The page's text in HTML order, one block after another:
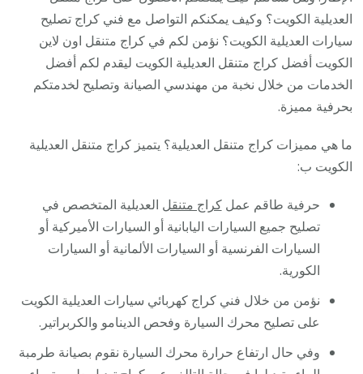
العديلية الكويت؟ وكيف يمكنكم التواصل مع فني كراج تصليح
سيارات العديلية الكويت؟ نؤمن لكم في كراج متنقل اون لاين
الكويت أفضل كراج متنقل العديلية الكويت ليقدم لكم أفضل
الخدمات من خلال نخبة من مهندسي الصيانة وتصليح لخدمتكم
بحرفية مميزة.
ما هي مميزات كراج متنقل العديلية؟ يتميز كراج متنقل العديلية
الكويت ب:
حرفية طاقم عملكراج متنقل العديلية المتخصص في
تصليح جميع السيارات اليابانية أو السيارات الأميركية أو
السيارات الفرنسية أو السيارات الألمانية أو السيارات
الكورية.
نؤمن من خلال فني كراج كهربائي سيارات العديلية الكويت
على تصليح محرك السيارة وفحص الدينامو والكربراتير.
وفي حال ارتفاع حرارة محرك السيارة نقوم بصيانة طرمبة